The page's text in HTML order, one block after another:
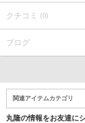
クチコミ (0)
ブログ
関連アイテムカテゴリ
丸隆の情報をお友達に